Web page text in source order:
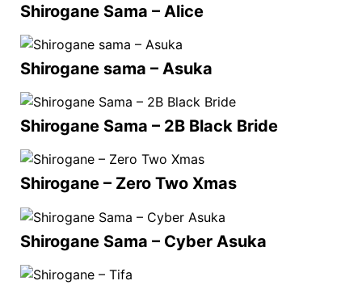
Shirogane Sama – Alice
Shirogane sama – Asuka
Shirogane Sama – 2B Black Bride
Shirogane – Zero Two Xmas
Shirogane Sama – Cyber Asuka